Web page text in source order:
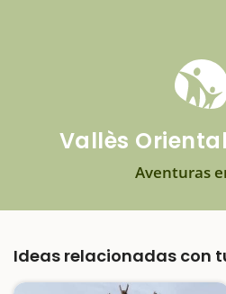
Vallès
Aventuras
Ideas relacionadas con